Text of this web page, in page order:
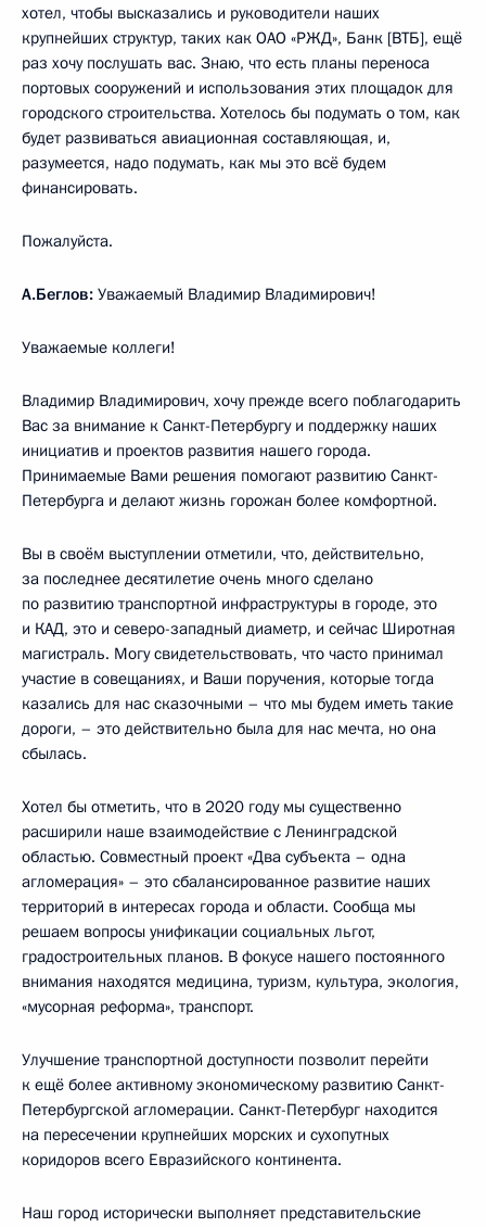
хотел, чтобы высказались и руководители наших
крупнейших структур, таких как ОАО «РЖД», Банк [ВТБ], ещё
раз хочу послушать вас. Знаю, что есть планы переноса
портовых сооружений и использования этих площадок для
городского строительства. Хотелось бы подумать о том, как
будет развиваться авиационная составляющая, и,
разумеется, надо подумать, как мы это всё будем
финансировать.
Пожалуйста.
А.Беглов: Уважаемый Владимир Владимирович!
Уважаемые коллеги!
Владимир Владимирович, хочу прежде всего поблагодарить
Вас за внимание к Санкт-Петербургу и поддержку наших
инициатив и проектов развития нашего города.
Принимаемые Вами решения помогают развитию Санкт-
Петербурга и делают жизнь горожан более комфортной.
Вы в своём выступлении отметили, что, действительно,
за последнее десятилетие очень много сделано
по развитию транспортной инфраструктуры в городе, это
и КАД, это и северо-западный диаметр, и сейчас Широтная
магистраль. Могу свидетельствовать, что часто принимал
участие в совещаниях, и Ваши поручения, которые тогда
казались для нас сказочными – что мы будем иметь такие
дороги, – это действительно была для нас мечта, но она
сбылась.
Хотел бы отметить, что в 2020 году мы существенно
расширили наше взаимодействие с Ленинградской
областью. Совместный проект «Два субъекта – одна
агломерация» – это сбалансированное развитие наших
территорий в интересах города и области. Сообща мы
решаем вопросы унификации социальных льгот,
градостроительных планов. В фокусе нашего постоянного
внимания находятся медицина, туризм, культура, экология,
«мусорная реформа», транспорт.
Улучшение транспортной доступности позволит перейти
к ещё более активному экономическому развитию Санкт-
Петербургской агломерации. Санкт-Петербург находится
на пересечении крупнейших морских и сухопутных
коридоров всего Евразийского континента.
Наш город исторически выполняет представительские